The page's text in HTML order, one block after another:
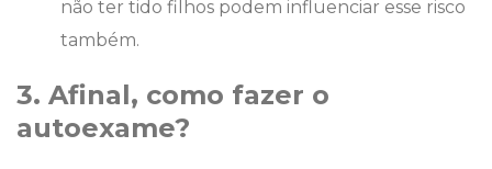
não ter tido filhos podem influenciar esse risco
também.
3. Afinal, como fazer o
autoexame?